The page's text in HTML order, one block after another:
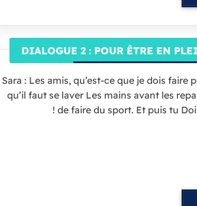
DIALOGUE 2 : POUR ÊTRE EN
Sara : Les amis, qu’est-ce que je dois
qu’il faut se laver Les mains avant les
de faire du sport. Et puis tu